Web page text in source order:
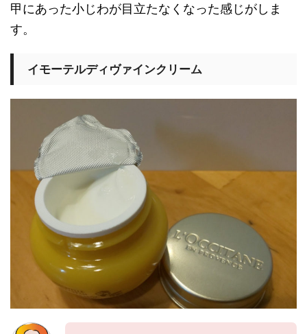
甲にあった小じわが目立たなくなった感じがしま
す。
イモーテルディヴァインクリーム